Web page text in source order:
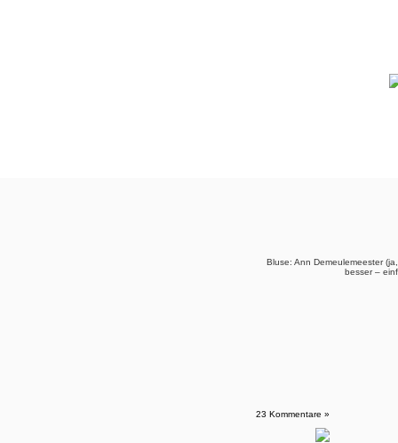
Bluse: Ann Demeulemeester
besser –
23 Kommentare »